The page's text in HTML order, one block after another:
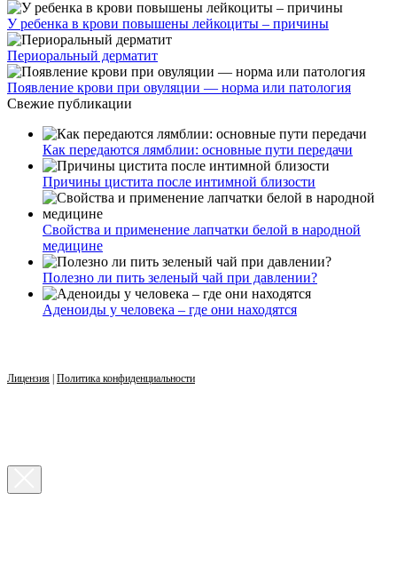
У ребенка в крови повышены лейкоциты – причины
Периоральный дерматит
Появление крови при овуляции — норма или патология
Свежие публикации
Как передаются лямблии: основные пути передачи
Причины цистита после интимной близости
Свойства и применение лапчатки белой в народной
медицине
Полезно ли пить зеленый чай при давлении?
Аденоиды у человека – где они находятся
Лицензия | Политика конфиденциальности